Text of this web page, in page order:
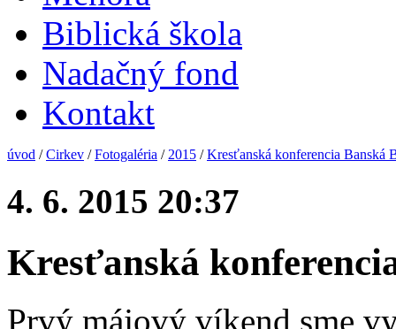
Biblická škola
Nadačný fond
Kontakt
úvod /Cirkev /Fotogaléria / 2015 /Kresťanská konferencia Banská
4. 6. 2015 20:37
Kresťanská
Prvý májový víkend sme